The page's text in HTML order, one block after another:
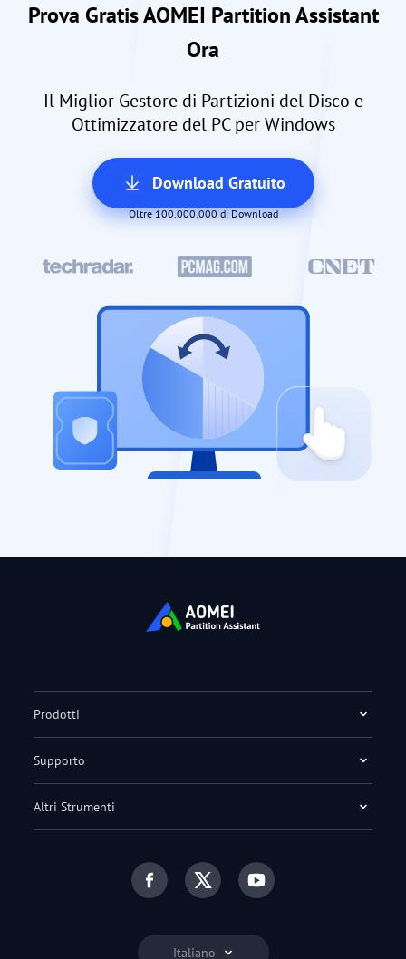
Prova Gratis AOMEI Partition Assistant
Ora
Il Miglior Gestore di Partizioni del Disco e
Ottimizzatore del PC per Windows
Download Gratuito
Oltre 100.000.000 di Download
Italiano
Prodotti
Supporto
Altri Strumenti